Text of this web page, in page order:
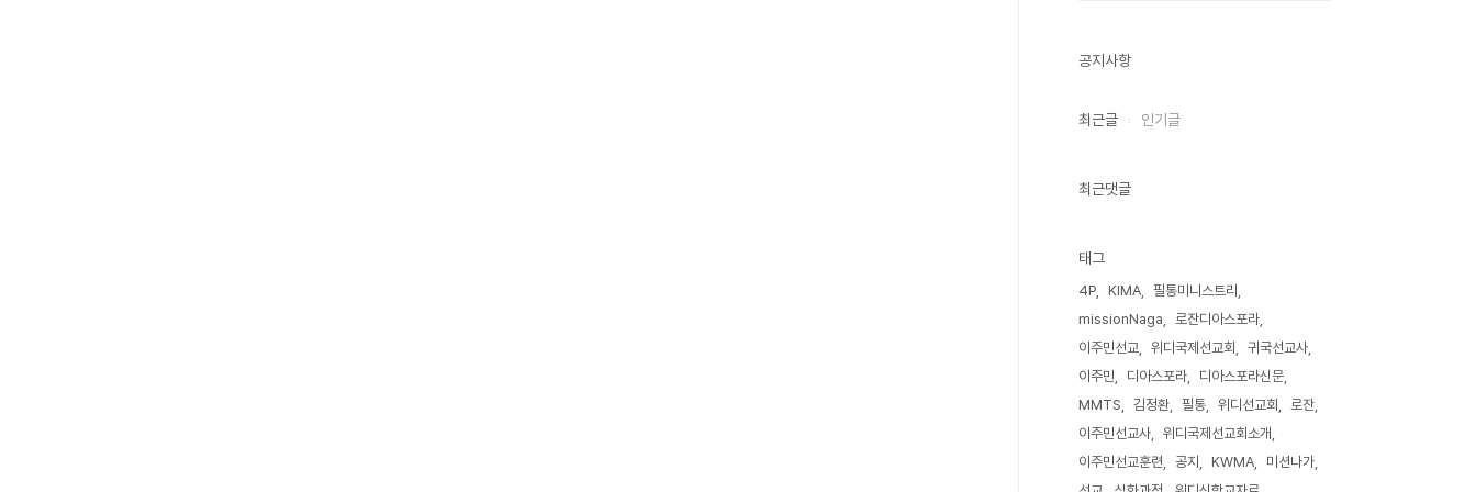
공지사항
최근글 인기글
최근댓글
태그
4P KIMA
필통미니스트리
missionNaga
로잔디아스포라
이주민선교
위디국제선교회
귀국선교사
이주민
디아스포라
디아스포라신문
MMTS
김정환 필통 위디선교회
로잔
이주민선교사
위디국제선교회소개
이주민선교훈련
공지 KWMA
미션나가